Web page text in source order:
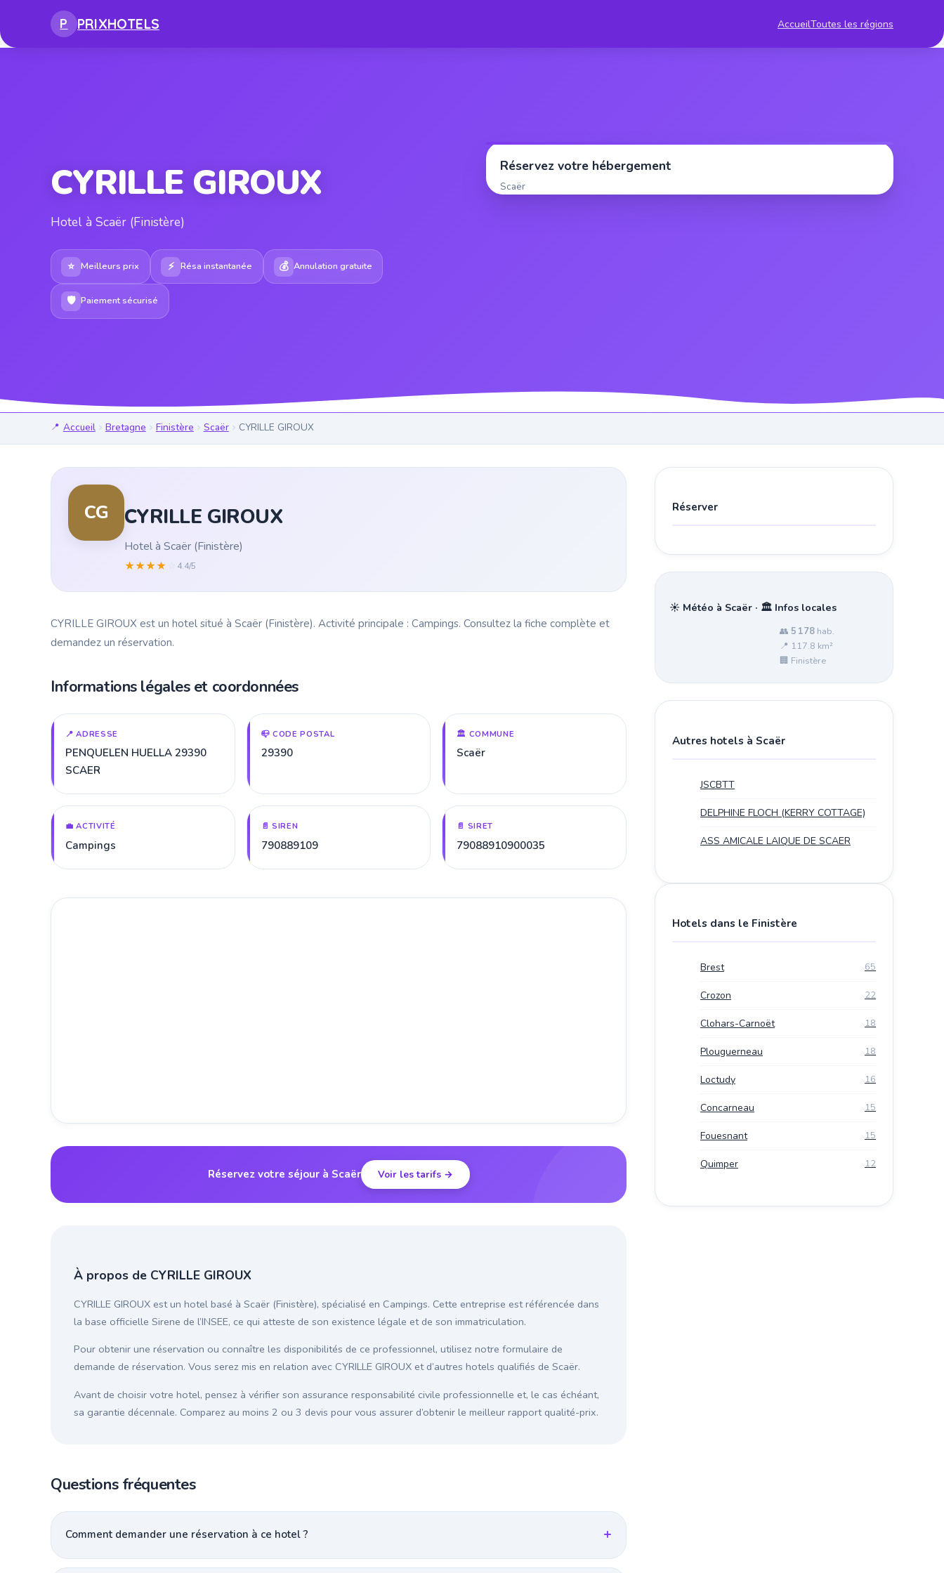
P PRIXHOTELS AccueilToutes les régions
CYRILLE GIROUX
Hotel à Scaër (Finistère)
⭐ Meilleurs prix ⚡ Résa instantanée 💰 Annulation gratuite
🛡 Paiement sécurisé
Réservez votre hébergement
Scaër
Accueil Bretagne Finistère Scaër CYRILLE GIROUX
CG CYRILLE GIROUX
Hotel à Scaër (Finistère)
★★★★ 4.4/5
CYRILLE GIROUX est un hotel situé à Scaër (Finistère). Activité principale : Campings. Consultez la fiche complète et
demandez un réservation.
Informations légales et coordonnées
📍 ADRESSE
PENQUELEN HUELLA 29390
SCAER
📪 CODE POSTAL
29390
🏛️ COMMUNE
Scaër
💼 ACTIVITÉ
Campings
📄 SIREN
790889109
📄 SIRET
79088910900035
Réservez votre séjour à Scaër Voir les tarifs →
À propos de CYRILLE GIROUX
CYRILLE GIROUX est un hotel basé à Scaër (Finistère), spécialisé en Campings. Cette entreprise est référencée dans
la base officielle Sirene de l’INSEE, ce qui atteste de son existence légale et de son immatriculation.
Pour obtenir une réservation ou connaître les disponibilités de ce professionnel, utilisez notre formulaire de
demande de réservation. Vous serez mis en relation avec CYRILLE GIROUX et d’autres hotels qualifiés de Scaër.
Avant de choisir votre hotel, pensez à vérifier son assurance responsabilité civile professionnelle et, le cas échéant,
sa garantie décennale. Comparez au moins 2 ou 3 devis pour vous assurer d’obtenir le meilleur rapport qualité-prix.
Questions fréquentes
Comment demander une réservation à ce hotel ?
Réserver
☀️ Météo à Scaër · 🏛️ Infos locales
👥 5 178 hab.
📍 117.8 km²
🏢 Finistère
Autres hotels à Scaër
JSCBTT
DELPHINE FLOCH (KERRY COTTAGE)
ASS AMICALE LAIQUE DE SCAER
Hotels dans le Finistère
Brest 65
Crozon 22
Clohars-Carnoët 18
Plouguerneau 18
Loctudy 16
Concarneau 15
Fouesnant 15
Quimper 12